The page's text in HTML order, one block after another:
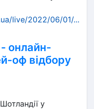
live/2022/06/01/...
онлайн-
оф відбору
у